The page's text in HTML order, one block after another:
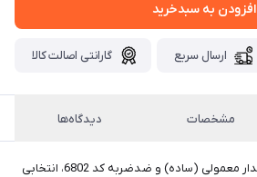
افزودن به سبدخرید
ارسال سریع گارانتی اصالت کالا
مشخصات دیدگاه‌ها
دیوارپوش پی وی سی روکشدار معمولی (ساده) و ضدضربه کد 6802، انتخابی